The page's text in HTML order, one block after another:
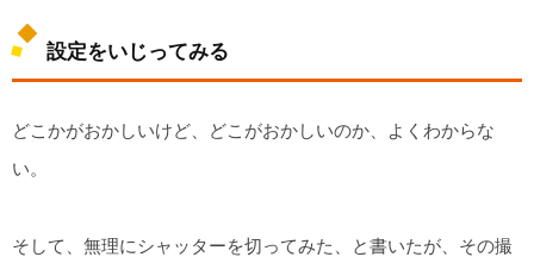
設定をいじってみる
どこかがおかしいけど、どこがおかしいのか、よくわからな
い。
そして、無理にシャッターを切ってみた、と書いたが、その撮